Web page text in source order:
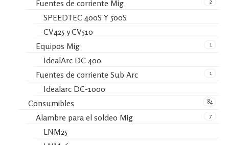
Fuentes de corriente Mig
SPEEDTEC 400S Y 500S
CV425 y CV510
1
Equipos Mig
IdealArc DC 400
1
Fuentes de corriente Sub Arc
Idealarc DC-1000
84
Consumibles
7
Alambre para el soldeo Mig
LNM25